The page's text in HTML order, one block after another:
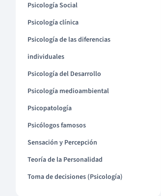
Psicología Social
Psicología clínica
Psicología de las diferencias
individuales
Psicología del Desarrollo
Psicología medioambiental
Psicopatología
Psicólogos famosos
Sensación y Percepción
Teoría de la Personalidad
Toma de decisiones (Psicología)